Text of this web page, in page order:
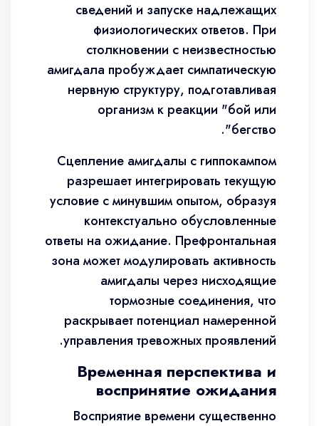
сведений и запуске надлежащих
физиологических ответов. При
столкновении с неизвестностью
амигдала пробуждает симпатическую
нервную структуру, подготавливая
организм к реакции "бой или
бегство".
Сцепление амигдалы с гиппокампом
разрешает интегрировать текущую
условие с минувшим опытом, образуя
контекстуально обусловленные
ответы на ожидание. Префронтальная
зона может модулировать активность
амигдалы через нисходящие
тормозные соединения, что
раскрывает потенциал намеренной
управления тревожных проявлений.
Временная перспектива и
воспринятие ожидания
Восприятие времени существенно